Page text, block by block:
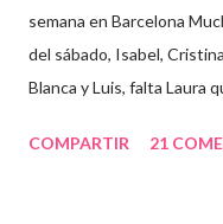
semana en Barcelona
del sábado, Isabel,
Blanca y Luis, falta Laura
primero un poco de
COMPARTIR 21